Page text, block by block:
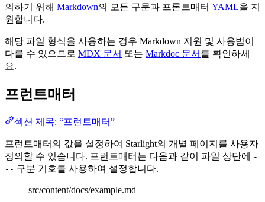
의하기 위해 Markdown의 모든 구문과 프론트매터 YAML을 지
원합니다.
해당 파일 형식을 사용하는 경우 Markdown 지원 및 사용법이
다를 수 있으므로 MDX 문서 또는 Markdoc 문서 를 확인하세
요.
프런트매터
섹션 제목: “프런트매터”
프런트매터의 값을 설정하여 Starlight의 개별 페이지를 사용자
정의할 수 있습니다. 프런트매터는 다음과 같이 파일 상단에
-
-- 구분 기호를 사용하여 설정합니다.
src/content/docs/example.md